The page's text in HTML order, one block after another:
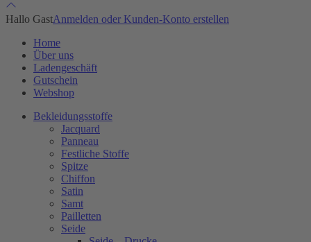
Hallo GastAnmelden oder Kunden-Konto erstellen
Home
Über uns
Ladengeschäft
Gutschein
Webshop
Bekleidungsstoffe
Jacquard
Panneau
Festliche Stoffe
Spitze
Chiffon
Satin
Samt
Pailletten
Seide